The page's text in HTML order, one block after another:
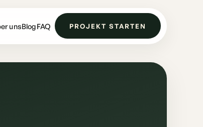
unsBlogFAQ PROJEKT STARTEN